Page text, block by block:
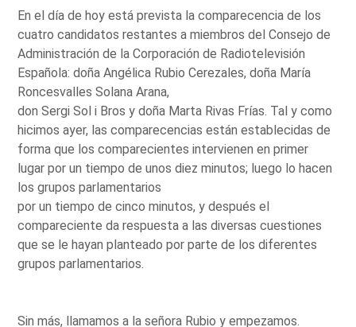
En el día de hoy está prevista la comparecencia de los
cuatro candidatos restantes a miembros del Consejo de
Administración de la Corporación de Radiotelevisión
Española: doña Angélica Rubio Cerezales, doña María
Roncesvalles Solana Arana,
don Sergi Sol i Bros y doña Marta Rivas Frías. Tal y como
hicimos ayer, las comparecencias están establecidas de
forma que los comparecientes intervienen en primer
lugar por un tiempo de unos diez minutos; luego lo hacen
los grupos parlamentarios
por un tiempo de cinco minutos, y después el
compareciente da respuesta a las diversas cuestiones
que se le hayan planteado por parte de los diferentes
grupos parlamentarios.
Sin más, llamamos a la señora Rubio y empezamos.